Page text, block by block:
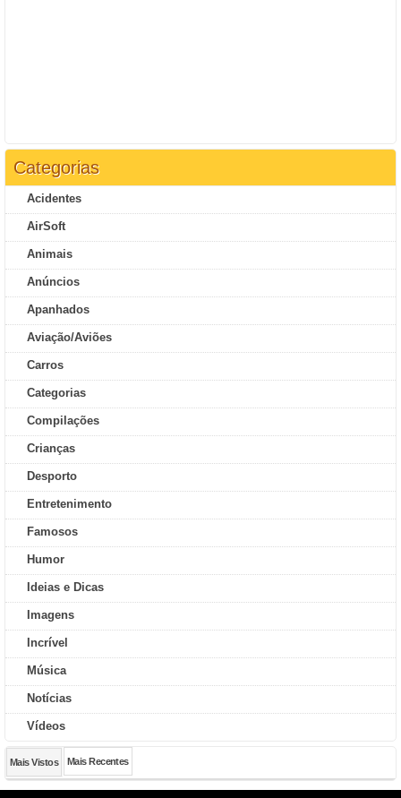
Categorias
Acidentes
AirSoft
Animais
Anúncios
Apanhados
Aviação/Aviões
Carros
Categorias
Compilações
Crianças
Desporto
Entretenimento
Famosos
Humor
Ideias e Dicas
Imagens
Incrível
Música
Notícias
Vídeos
Mais Vistos Mais Recentes